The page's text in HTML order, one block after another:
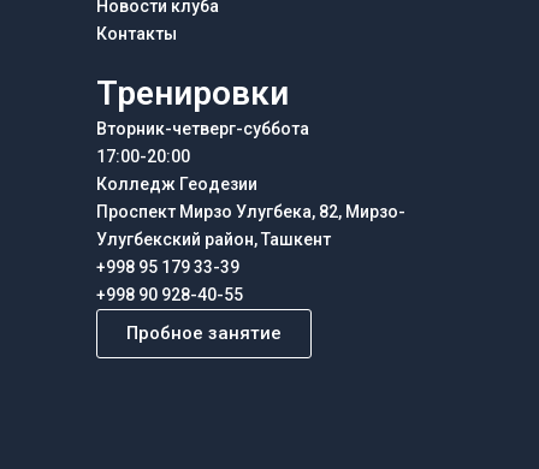
Новости клуба
Контакты
Тренировки
Вторник-четверг-суббота
17:00-20:00
Колледж Геодезии
Проспект Мирзо Улугбека, 82, Мирзо-
Улугбекский район, Ташкент
+998 95 179 33-39
+998 90 928-40-55
Пробное занятие